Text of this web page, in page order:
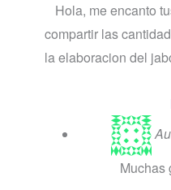
Hola, me encanto
compartir las
la elaboracion del
Muchas